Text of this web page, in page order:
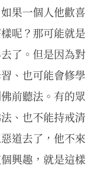
果一個人他歡喜
呢？那可能就是
了。但是因為對
、也可能會修學
前聽法。有的眾
、也不能持戒清
道去了，他不來
興趣，就是這樣